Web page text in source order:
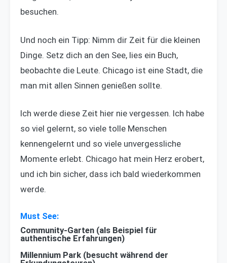
besuchen.
Und noch ein Tipp: Nimm dir Zeit für die kleinen
Dinge. Setz dich an den See, lies ein Buch,
beobachte die Leute. Chicago ist eine Stadt, die
man mit allen Sinnen genießen sollte.
Ich werde diese Zeit hier nie vergessen. Ich habe
so viel gelernt, so viele tolle Menschen
kennengelernt und so viele unvergessliche
Momente erlebt. Chicago hat mein Herz erobert,
und ich bin sicher, dass ich bald wiederkommen
werde.
Community-Garten (als Beispiel für
authentische Erfahrungen)
Millennium Park (besucht während der